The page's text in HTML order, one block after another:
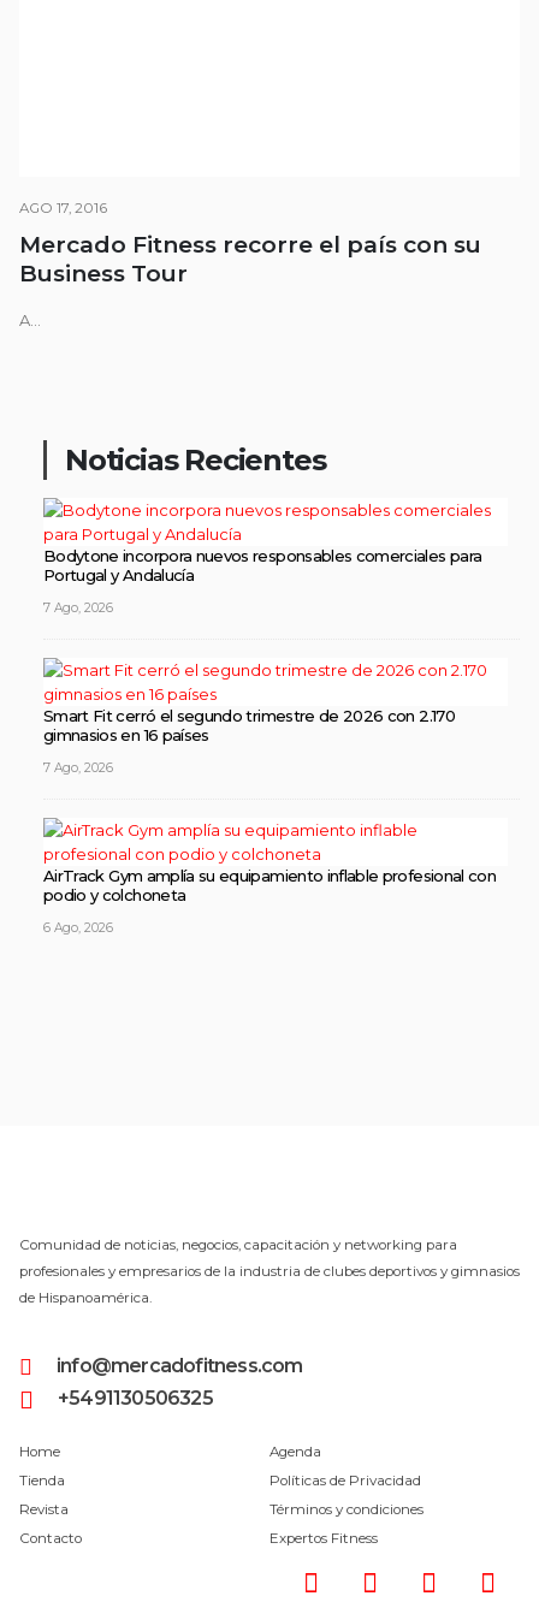
AGO 17, 2016
Mercado Fitness recorre el país con su
Business Tour
A...
Noticias Recientes
Bodytone incorpora nuevos responsables comerciales para
Portugal y Andalucía
7 Ago, 2026
Smart Fit cerró el segundo trimestre de 2026 con 2.170
gimnasios en 16 países
7 Ago, 2026
AirTrack Gym amplía su equipamiento inflable profesional con
podio y colchoneta
6 Ago, 2026
Comunidad de noticias, negocios, capacitación y networking para
profesionales y empresarios de la industria de clubes deportivos y gimnasios
de Hispanoamérica.
info@mercadofitness.com
+5491130506325
Home
Tienda
Revista
Contacto
Agenda
Políticas de Privacidad
Términos y condiciones
Expertos Fitness